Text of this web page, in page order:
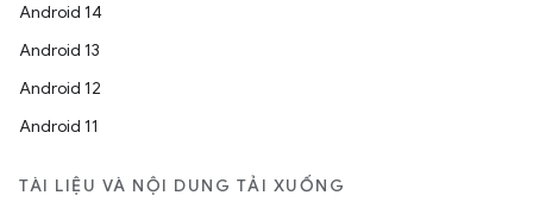
Android 14
Android 13
Android 12
Android 11
TÀI LIỆU VÀ NỘI DUNG TẢI XUỐNG